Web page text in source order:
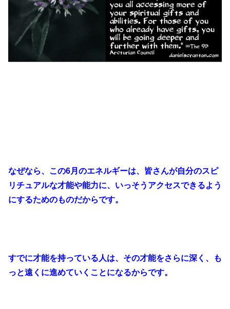
なぜなら、この6月のエネルギーは、皆さんが自分のスピ
リチュアルな才能や能力に、いっそうアクセスできるよう
にするためのものだからです。
すでに才能を持っている人は、その才能をさらに深く、も
っと遠くに進めていくことになるからです。